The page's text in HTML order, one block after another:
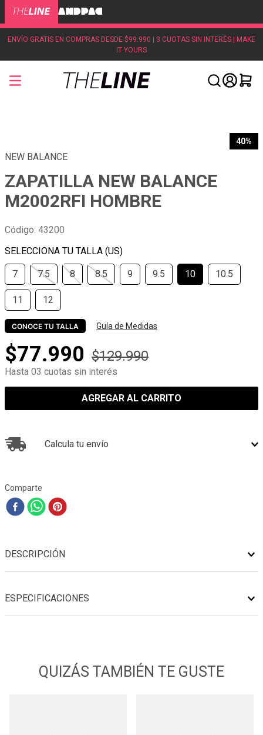
ENVÍO GRATIS EN COMPRAS DESDE $99.990 | 3 CUOTAS SIN INTERÉS | MAKE
IT YOURS
40%
NEW BALANCE
ZAPATILLA NEW BALANCE
M2002RFI HOMBRE
Código: 43200
7 7.5 8 8.5 9 9.5 10 10.5
11 12
CONOCE TU TALLA Guía de Medidas
$77.990 $129.990
Hasta 03 cuotas sin interés
AGREGAR AL CARRITO
Calcula tu envío
Comparte
DESCRIPCIÓN
ESPECIFICACIONES
QUIZÁS TAMBIÉN TE GUSTE